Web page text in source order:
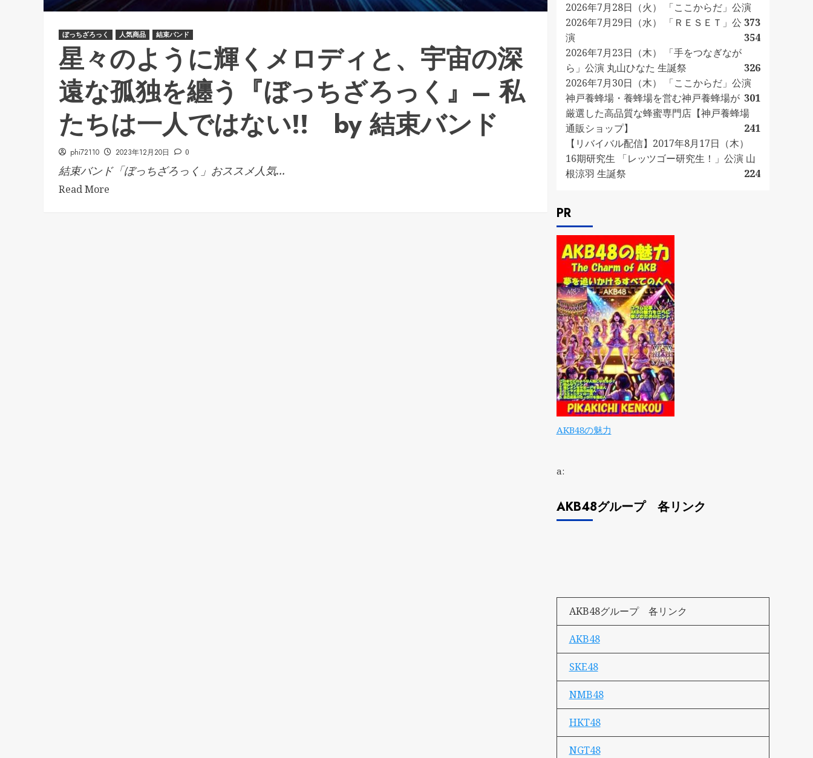
ぼっちざろっく 人気商品 結束バンド
星々のように輝くメロディと、宇宙の深
遠な孤独を纏う『ぼっちざろっく』– 私
たちは一人ではない!! by 結束バンド
phi72110 2023年12月20日 0
結束バンド「ぼっちざろっく」おススメ人気...
Read More
2026年7月28日（火） 「ここからだ」公演
373
2026年7月29日（水） 「ＲＥＳＥＴ」公
演
354
2026年7月23日（木） 「手をつなぎなが
ら」公演 丸山ひなた 生誕祭
326
2026年7月30日（木） 「ここからだ」公演
301
神戸養蜂場・養蜂場を営む神戸養蜂場が
厳選した高品質な蜂蜜専門店【神戸養蜂場
通販ショップ】
241
【リバイバル配信】2017年8月17日（木）
16期研究生 「レッツゴー研究生！」公演 山
根涼羽 生誕祭
224
PR
AKB48の魅力
a:
AKB48グループ 各リンク
AKB48グループ 各リンク
AKB48
SKE48
NMB48
HKT48
NGT48